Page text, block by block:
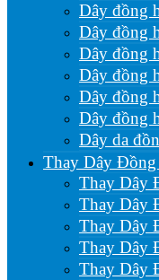
Dây đồng
Dây đồng
Dây đồng
Dây đồng
Dây đồng
Dây đồng
Dây da
Thay Dây
Thay Dây
Thay Dây
Thay Dây
Thay Dây
Thay Dây